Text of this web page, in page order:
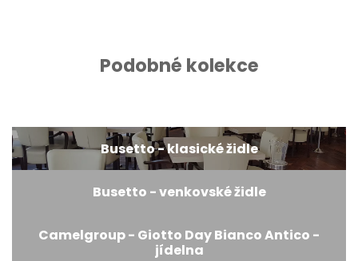
Podobné kolekce
Busetto - klasické židle
Busetto - venkovské židle
Camelgroup - Giotto Day Bianco Antico -
jídelna